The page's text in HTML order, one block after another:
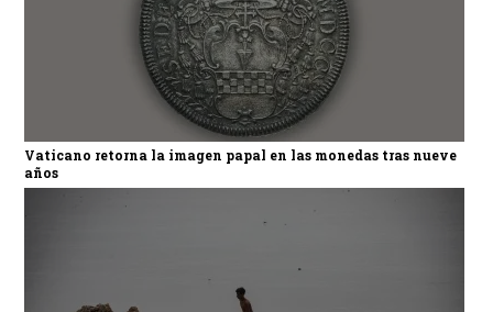
Vaticano retorna la imagen papal en las monedas tras nueve
años